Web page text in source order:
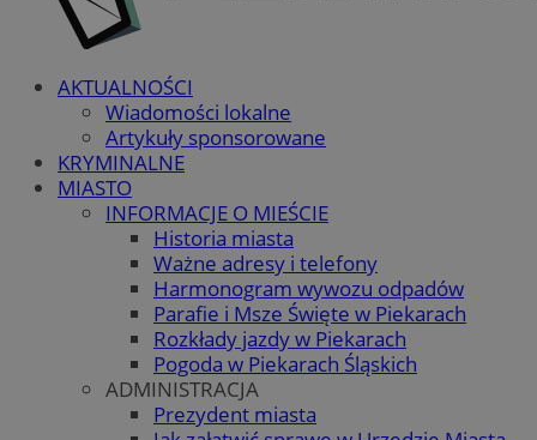
AKTUALNOŚCI
Wiadomości lokalne
Artykuły sponsorowane
KRYMINALNE
MIASTO
INFORMACJE O MIEŚCIE
Historia miasta
Ważne adresy i telefony
Harmonogram wywozu odpadów
Parafie i Msze Święte w Piekarach
Rozkłady jazdy w Piekarach
Pogoda w Piekarach Śląskich
ADMINISTRACJA
Prezydent miasta